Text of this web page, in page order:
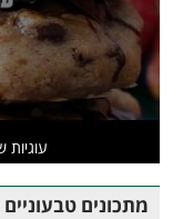
מתכונים טבעוניים